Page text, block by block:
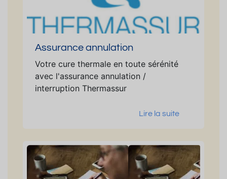
Assurance annulation
Votre cure thermale en toute sérénité
avec l'assurance annulation /
interruption Thermassur
Lire la suite